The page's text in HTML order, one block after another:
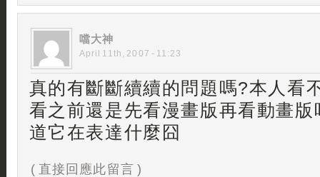
噹大神
April 11th, 2007 - 11:23
真的有斷斷續續的問題嗎?本人看
看之前還是先看漫畫版再看動畫
道它在表達什麼囧
( 直接回應此留言 )